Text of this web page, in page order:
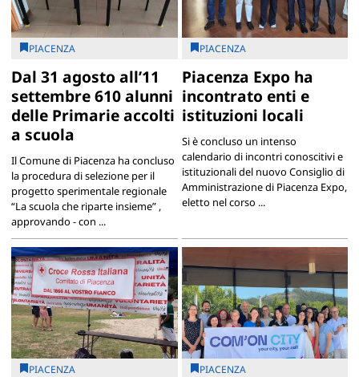
PIACENZA
Dal 31 agosto all’11
settembre 610 alunni
delle Primarie accolti
a scuola
Il Comune di Piacenza ha concluso
la procedura di selezione per il
progetto sperimentale regionale
“La scuola che riparte insieme” ,
approvando - con ...
PIACENZA
Piacenza Expo ha
incontrato enti e
istituzioni locali
Si è concluso un intenso
calendario di incontri conoscitivi e
istituzionali del nuovo Consiglio di
Amministrazione di Piacenza Expo,
eletto nel corso ...
PIACENZA PIACENZA